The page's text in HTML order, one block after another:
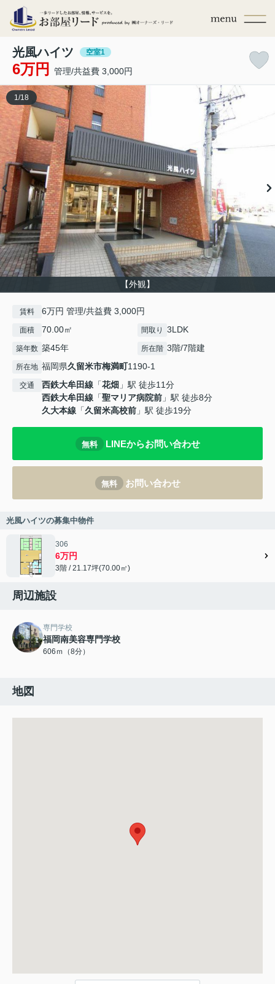
光風ハイツ 空室1
6万円 管理/共益費 3,000円
【外観】
1 /18
賃料 6万円 管理/共益費 3,000円
面積 70.00㎡ 間取り 3LDK
築年数 築45年 所在階 3階/7階建
所在地 福岡県久留米市梅満町1190-1
交通 西鉄大牟田線 「花畑 」駅 徒歩11分
西鉄大牟田線 「聖マリア病院前 」駅 徒歩8分
久大本線 「久留米高校前 」駅 徒歩19分
無料 LINEからお問い合わせ
無料 お問い合わせ
光風ハイツの募集中物件
306
6万円
3階 / 21.17坪(70.00㎡)
周辺施設
専門学校
福岡南美容専門学校
606ｍ（8分）
地図